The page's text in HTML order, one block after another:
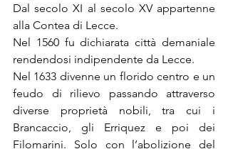
Dal secolo XI al secolo XV appartenne
alla Contea di Lecce.
Nel 1560 fu dichiarata città demaniale
rendendosi indipendente da Lecce.
Nel 1633 divenne un florido centro e un
feudo di rilievo passando attraverso
diverse proprietà nobili, tra cui i
Brancaccio, gli Erriquez e poi dei
Filomarini. Solo con l’abolizione del